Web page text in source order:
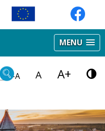
MENU
-A A A+